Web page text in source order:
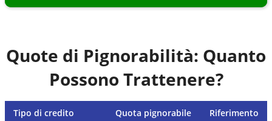
Quote di Pignorabilità: Quanto
Possono Trattenere?
Tipo di credito Quota pignorabile
Riferimento